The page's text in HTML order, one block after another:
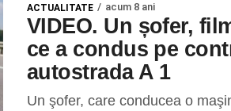
ACTUALITATE acum 8 ani
VIDEO. Un șofer,
ce a condus pe
autostrada A 1
Un şofer, care conducea o